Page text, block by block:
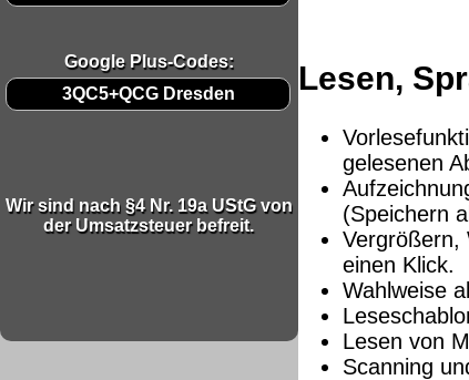
Google Plus-Codes:
3QC5+QCG Dresden
Wir sind nach §4 Nr. 19a UStG von
der Umsatzsteuer befreit.
Lesen,
gelesenen
(Speichern
Vergrößern,
einen Klick.
Wahlweise
Lesen von
Scanning